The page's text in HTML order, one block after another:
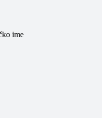
ime